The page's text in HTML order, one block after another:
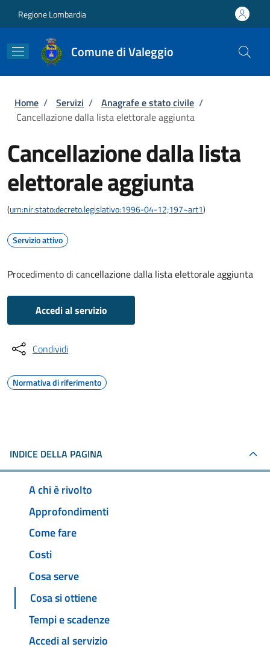
Regione Lombardia
Comune di Valeggio
Briciole di pane
Home / Servizi / Anagrafe e stato civile /
Cancellazione dalla lista elettorale aggiunta
Cancellazione dalla lista
elettorale aggiunta
(urn:nir:stato:decreto.legislativo:1996-04-12;197~art1)
Servizio attivo
Procedimento di cancellazione dalla lista elettorale aggiunta
Accedi al servizio
Condividi
Normativa di riferimento
INDICE DELLA PAGINA
A chi è rivolto
Approfondimenti
Come fare
Costi
Cosa serve
Cosa si ottiene
Tempi e scadenze
Accedi al servizio